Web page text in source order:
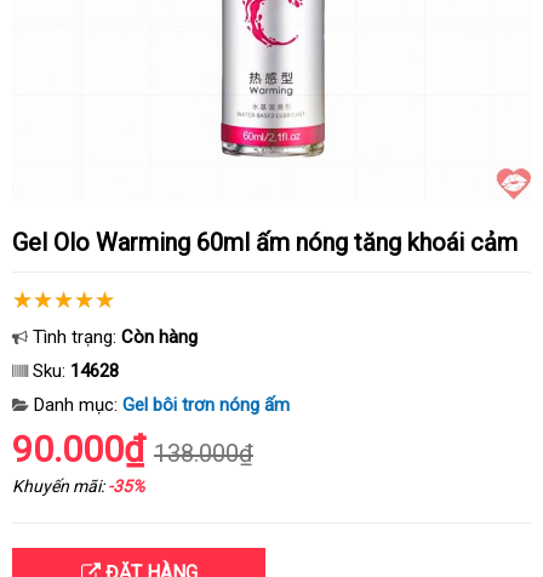
Gel Olo Warming 60ml ấm nóng tăng khoái cảm
Tình trạng: Còn hàng
Sku: 14628
Danh mục: Gel bôi trơn nóng ấm
90.000₫ 138.000₫
Khuyến mãi:-35%